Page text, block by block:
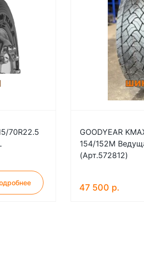
70R22.5
GOODYEAR
154/152M
(Арт.572812)
47 500 р.